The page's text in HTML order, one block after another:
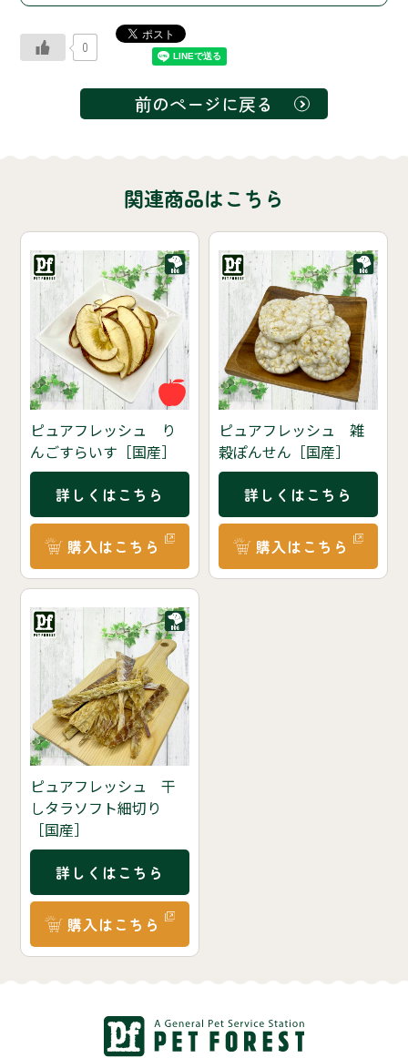
0
前のページに戻る
関連商品はこちら
ピュアフレッシュ り
んごすらいす［国産］
詳しくはこちら
購入はこちら
ピュアフレッシュ 雑
穀ぽんせん［国産］
詳しくはこちら
購入はこちら
ピュアフレッシュ 干
しタラソフト細切り
［国産］
詳しくはこちら
購入はこちら